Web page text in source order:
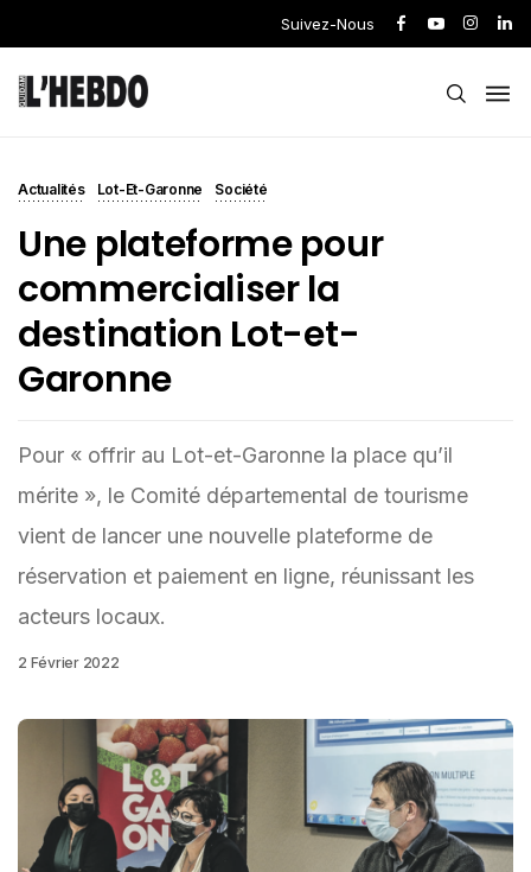
Suivez-Nous
Actualités Lot-Et-Garonne Société
Une plateforme pour
commercialiser la
destination Lot-et-
Garonne
Pour « offrir au Lot-et-Garonne la place qu’il
mérite », le Comité départemental de tourisme
vient de lancer une nouvelle plateforme de
réservation et paiement en ligne, réunissant les
acteurs locaux.
2 Février 2022